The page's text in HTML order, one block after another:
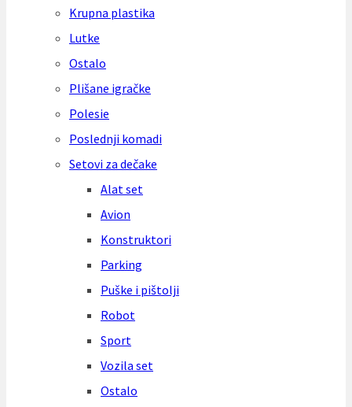
Krupna plastika
Lutke
Ostalo
Plišane igračke
Polesie
Poslednji komadi
Setovi za dečake
Alat set
Avion
Konstruktori
Parking
Puške i pištolji
Robot
Sport
Vozila set
Ostalo